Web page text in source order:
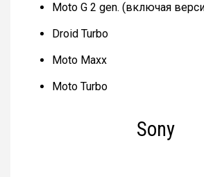
Moto G 2 gen. (включая
Droid Turbo
Moto Maxx
Moto Turbo
Sony